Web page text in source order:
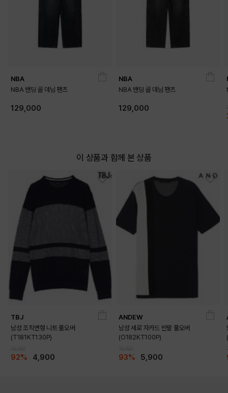
NBA
NBA 밴딩 골 데님 팬츠
129,000
NBA
NBA 밴딩 골 데님 팬츠
129,000
이 상품과 함께 본 상품
TBJ
남성 조직변형 니트 풀오버
(T181KT130P)
92% 4,900
ANDEW
남성 세로 자카드 반팔 풀오버
(O182KT100P)
93% 5,900